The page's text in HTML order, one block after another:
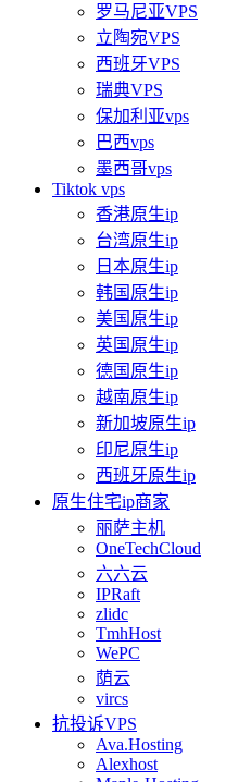
罗马尼亚VPS
立陶宛VPS
西班牙VPS
瑞典VPS
保加利亚vps
巴西vps
墨西哥vps
Tiktok vps
香港原生ip
台湾原生ip
日本原生ip
韩国原生ip
美国原生ip
英国原生ip
德国原生ip
越南原生ip
新加坡原生ip
印尼原生ip
西班牙原生ip
原生住宅ip商家
丽萨主机
OneTechCloud
六六云
IPRaft
zlidc
TmhHost
WePC
荫云
vircs
抗投诉VPS
Ava.Hosting
Alexhost